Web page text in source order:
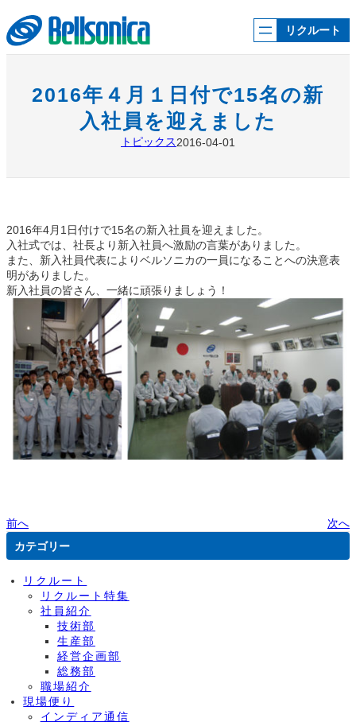
容
を
ス
リクルート
2016年４月１日付で15名の新
入社員を迎えました
トピックス2016-04-01
2016年4月1日付けで15名の新入社員を迎えました。
入社式では、社長より新入社員へ激励の言葉がありました。
また、新入社員代表によりベルソニカの一員になることへの決意表
明がありました。
新入社員の皆さん、一緒に頑張りましょう！
前へ
次へ
カテゴリー
リクルート
リクルート特集
社員紹介
技術部
生産部
経営企画部
総務部
職場紹介
現場便り
インディア通信